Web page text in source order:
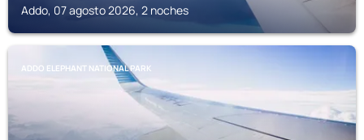
Addo, 07 agosto 2026, 2 noches
ADDO ELEPHANT NATIONAL PARK